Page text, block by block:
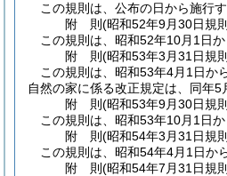
この規則は、公布の日から施行す
附 則(昭和52年9月30日規
この規則は、昭和52年10月1日か
附 則(昭和53年3月31日規
この規則は、昭和53年4月1日か
自然の家に係る改正規定は、同年5
附 則(昭和53年9月30日規
この規則は、昭和53年10月1日か
附 則(昭和54年3月31日規
この規則は、昭和54年4月1日か
附 則(昭和54年7月31日規